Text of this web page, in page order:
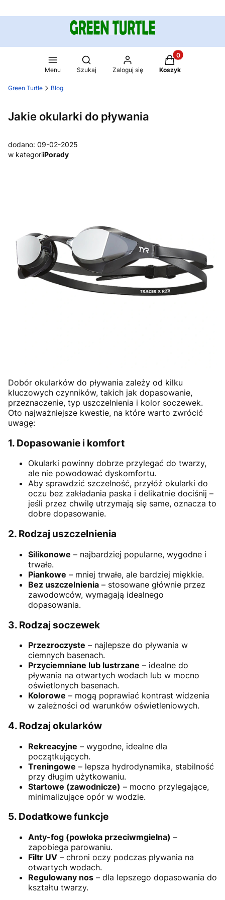
Menu
Otwórz wyszukiwarkę
Szukaj Zaloguj się
Produkty w
Koszyk
Green Turtle Blog
Jakie okularki do pływania
dodano: 09-02-2025
w kategoriiPorady
Dobór okularków do pływania zależy od kilku
kluczowych czynników, takich jak dopasowanie,
przeznaczenie, typ uszczelnienia i kolor soczewek.
Oto najważniejsze kwestie, na które warto zwrócić
uwagę:
1. Dopasowanie i komfort
Okularki powinny dobrze przylegać do twarzy,
ale nie powodować dyskomfortu.
Aby sprawdzić szczelność, przyłóż okularki do
oczu bez zakładania paska i delikatnie dociśnij –
jeśli przez chwilę utrzymają się same, oznacza to
dobre dopasowanie.
2. Rodzaj uszczelnienia
Silikonowe – najbardziej popularne, wygodne i
trwałe.
Piankowe – mniej trwałe, ale bardziej miękkie.
Bez uszczelnienia – stosowane głównie przez
zawodowców, wymagają idealnego
dopasowania.
3. Rodzaj soczewek
Przezroczyste – najlepsze do pływania w
ciemnych basenach.
Przyciemniane lub lustrzane – idealne do
pływania na otwartych wodach lub w mocno
oświetlonych basenach.
Kolorowe – mogą poprawiać kontrast widzenia
w zależności od warunków oświetleniowych.
4. Rodzaj okularków
Rekreacyjne – wygodne, idealne dla
początkujących.
Treningowe – lepsza hydrodynamika, stabilność
przy długim użytkowaniu.
Startowe (zawodnicze) – mocno przylegające,
minimalizujące opór w wodzie.
5. Dodatkowe funkcje
Anty-fog (powłoka przeciwmgielna) –
zapobiega parowaniu.
Filtr UV – chroni oczy podczas pływania na
otwartych wodach.
Regulowany nos – dla lepszego dopasowania do
kształtu twarzy.